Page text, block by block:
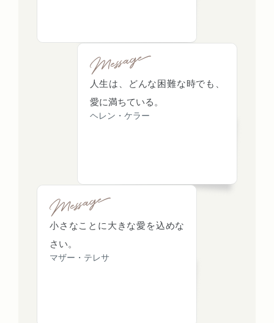
人生は、どんな困難な時でも、
愛に満ちている。
ヘレン・ケラー
小さなことに大きな愛を込めな
さい。
マザー・テレサ